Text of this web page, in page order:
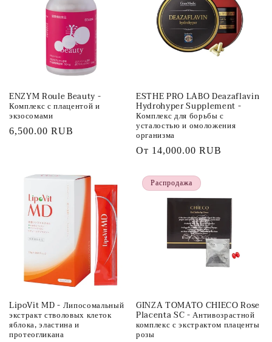
ENZYM Roule Beauty -
Комплекс с плацентой и
экзосомами
Обычная
6,500.00 RUB
ESTHE PRO LABO Deazaflavin
Hydrohyper Supplement -
Комплекс для борьбы с
усталостью и омоложения
организма
Обычная
От 14,000.00 RUB
LipoVit MD - Липосомальный
экстракт стволовых клеток
яблока, эластина и
протеогликана
Распродажа
GINZA TOMATO CHIECO Rose
Placenta SC - Антивозрастной
комплекс с экстрактом плаценты
розы